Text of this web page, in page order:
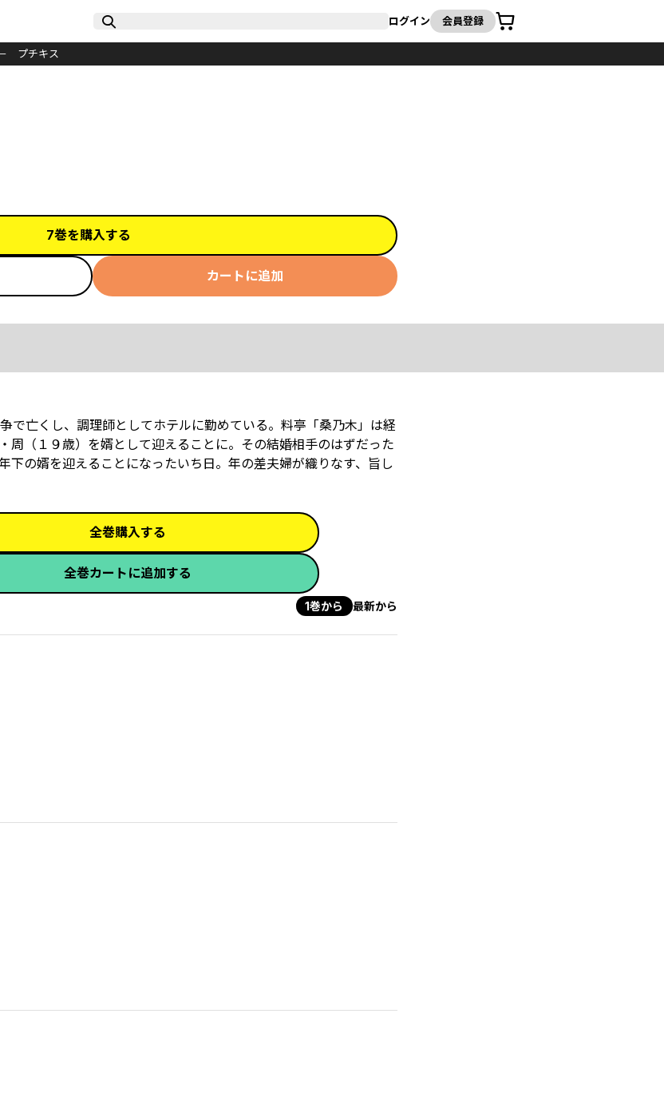
ログイン 会員登録
カート
プチキス
7巻を購入する
カートに追加
で亡くし、調理師としてホテルに勤めている。料亭「桑乃木」は経
（１９歳）を婿として迎えることに。その結婚相手のはずだった
の婿を迎えることになったいち日――。年の差夫婦が織りなす、旨し
全巻購入する
全巻カートに追加する
1巻から 最新から